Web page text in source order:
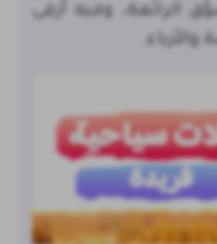
الرائعة، وفيه أرقى